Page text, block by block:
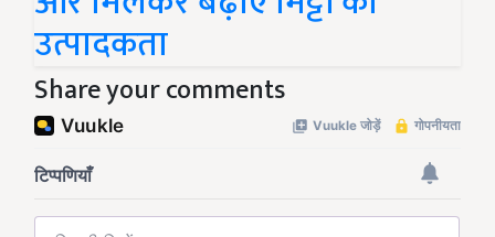
उत्पादकता
Share your comments